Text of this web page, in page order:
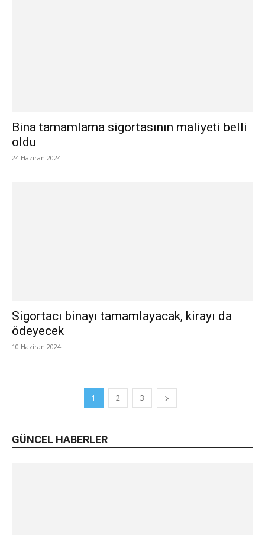
Bina tamamlama sigortasının maliyeti belli
oldu
24 Haziran 2024
Sigortacı binayı tamamlayacak, kirayı da
ödeyecek
10 Haziran 2024
1 2 3
GÜNCEL HABERLER